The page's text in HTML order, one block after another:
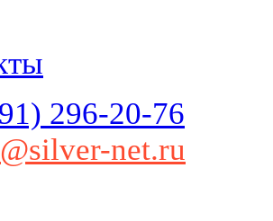
296-20-76
net.ru